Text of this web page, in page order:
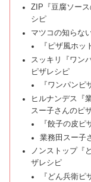
ZIP『豆腐ソー
シピ
マツコの知らな
『ピザ風ホッ
スッキリ『ワン
ピザレシピ
『ワンパンピ
ヒルナンデス『
スー子さんのピ
『餃子の皮ピ
業務田スー子
ノンストップ『
ザレシピ
『どん兵衛ピ